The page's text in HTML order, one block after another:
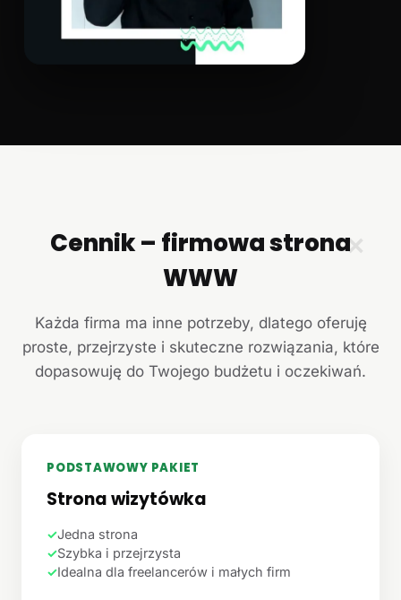
✕
Cennik – firmowa strona
WWW
Każda firma ma inne potrzeby, dlatego oferuję
proste, przejrzyste i skuteczne rozwiązania, które
dopasowuję do Twojego budżetu i oczekiwań.
PODSTAWOWY PAKIET
Strona wizytówka
✓Jedna strona
✓Szybka i przejrzysta
✓Idealna dla freelancerów i małych firm